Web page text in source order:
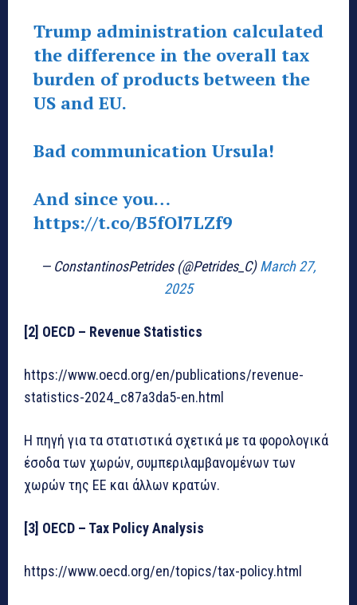
Trump administration calculated
the difference in the overall tax
burden of products between the
US and EU.
Bad communication Ursula!
And since you…
https://t.co/B5fOl7LZf9
— ConstantinosPetrides (@Petrides_C)March 27,
2025
[2] OECD – Revenue Statistics
https://www.oecd.org/en/publications/revenue-
statistics-2024_c87a3da5-en.html
Η πηγή για τα στατιστικά σχετικά με τα φορολογικά
έσοδα των χωρών, συμπεριλαμβανομένων των
χωρών της ΕΕ και άλλων κρατών.
[3] OECD – Tax Policy Analysis
https://www.oecd.org/en/topics/tax-policy.html